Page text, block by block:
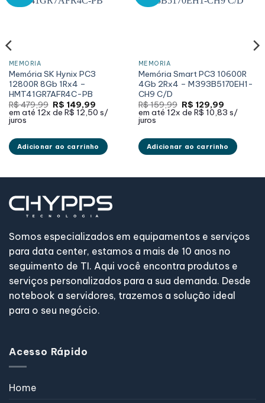
MEMÓRIA
Memória SK Hynix PC3
12800R 8Gb 1Rx4 –
HMT41GR7AFR4C-PB
R$479,99 O
preço
original
R$ 149,99O
preço
atual
em até12x de R$ 12,50 s/
juros
Adicionar ao carrinho
MEMÓRIA
Memória Smart PC3 10600R
4Gb 2Rx4 – M393B5170EH1-
CH9 C/D
R$159,99 O
preço
original
R$ 129,99O
preço
atual
em até12x de R$ 10,83 s/
juros
Adicionar ao carrinho
Somos especializados em equipamentos e serviços
para data center, estamos a mais de 10 anos no
seguimento de TI. Aqui você encontra produtos e
serviços personalizados para a sua demanda. Desde
notebook a servidores, trazemos a solução ideal
para o seu negócio.
Acesso Rápido
Home